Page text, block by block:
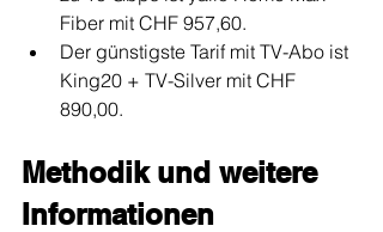
Fiber mit CHF 957,60.
Der günstigste Tarif mit TV-Abo ist
King20 + TV-Silver mit CHF
890,00.
Methodik und weitere
Informationen